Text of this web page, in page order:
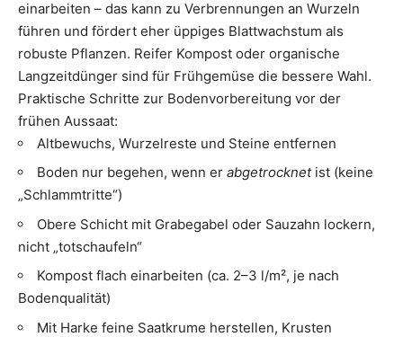
einarbeiten – das kann zu Verbrennungen an Wurzeln
führen und fördert eher üppiges Blattwachstum als
robuste Pflanzen. Reifer Kompost oder organische
Langzeitdünger sind für Frühgemüse die bessere Wahl.
Praktische Schritte zur Boden­vorbereitung vor der
frühen Aussaat:
Altbewuchs, Wurzelreste und Steine entfernen
Boden nur begehen, wenn er abgetrocknetist (keine
„Schlammtritte“)
Obere Schicht mit Grabegabel oder Sauzahn lockern,
nicht „totschaufeln“
Kompost flach einarbeiten (ca. 2–3 l/m², je nach
Bodenqualität)
Mit Harke feine Saatkrume herstellen, Krusten